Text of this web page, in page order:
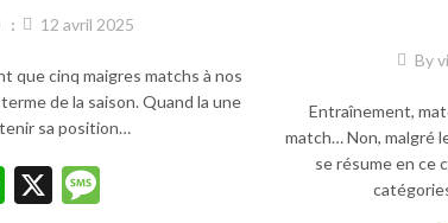
12 avril 2025
que cinq maigres matchs à nos
de la saison. Quand la une
sa position…
WhatsApp
X Message
By
Entraînement,
match… Non, malgré
se résume en ce